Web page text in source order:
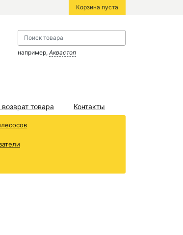
Корзина пуста
например, Аквастоп
товара Контакты